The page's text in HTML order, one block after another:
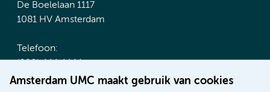
Amsterdam UMC maakt gebruik van cookies
De Boelelaan 1117
1081 HV Amsterdam
Telefoon:
(020) 444 4444
Route & Parkeren